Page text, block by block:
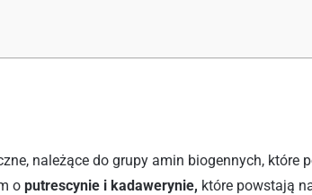
należące do grupy amin biogennych, które
o putrescynie i kadawerynie, które powstają